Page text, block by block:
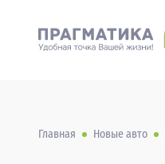
Главная Новые авто